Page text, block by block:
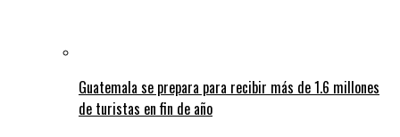
Guatemala se prepara para recibir más de 1.6 millones
de turistas en fin de año